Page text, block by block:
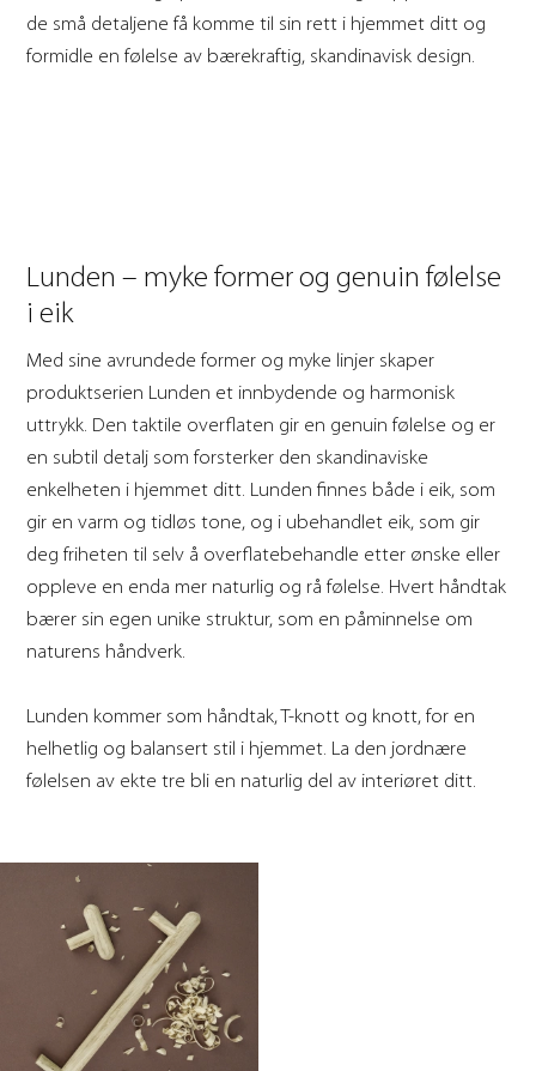
de små detaljene få komme til sin rett i hjemmet ditt og
formidle en følelse av bærekraftig, skandinavisk design.
Lunden – myke former og genuin følelse
i eik
Med sine avrundede former og myke linjer skaper
produktserien Lunden et innbydende og harmonisk
uttrykk. Den taktile overflaten gir en genuin følelse og er
en subtil detalj som forsterker den skandinaviske
enkelheten i hjemmet ditt. Lunden finnes både i eik, som
gir en varm og tidløs tone, og i ubehandlet eik, som gir
deg friheten til selv å overflatebehandle etter ønske eller
oppleve en enda mer naturlig og rå følelse. Hvert håndtak
bærer sin egen unike struktur, som en påminnelse om
naturens håndverk.
Lunden kommer som håndtak, T-knott og knott, for en
helhetlig og balansert stil i hjemmet. La den jordnære
følelsen av ekte tre bli en naturlig del av interiøret ditt.